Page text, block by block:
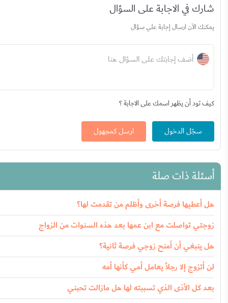
شارك في الاجابة على السؤال
يمكنك الآن ارسال إجابة علي سؤال
أضف إجابتك على السؤال هنا
كيف تود أن يظهر اسمك على الاجابة ؟
سجّل الدخول ارسل كمجهول
أسئلة ذات صلة
هل أعطيها فرصة أخرى وأظلم من تقدمت لها؟
زوجتي تواصلت مع ابن عمها بعد هذه السنوات من الزواج
هل ينبغي أن أمنح زوجي فرصة ثانية؟
لن أتزوج إلا رجلاً يعامل أمي كأنها أمه
بعد كل الأذى الذي تسببته لها هل مازالت تحبني